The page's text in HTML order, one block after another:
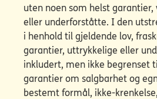
uten noen som helst
eller underforståtte. I den
i henhold til gjeldende lov,
garantier, uttrykkelige eller
inkludert, men ikke begrenset
garantier om salgbarhet og
bestemt formål, ikke-